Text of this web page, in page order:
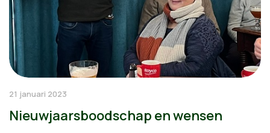
21 januari 2023
Nieuwjaarsboodschap en wensen